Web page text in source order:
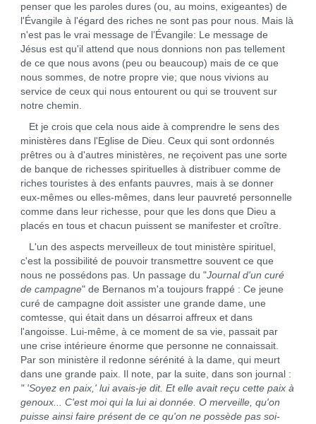
penser que les paroles dures (ou, au moins, exigeantes) de
l'Évangile à l'égard des riches ne sont pas pour nous. Mais là
n'est pas le vrai message de l’Évangile: Le message de
Jésus est qu'il attend que nous donnions non pas tellement
de ce que nous avons (peu ou beaucoup) mais de ce que
nous sommes, de notre propre vie; que nous vivions au
service de ceux qui nous entourent ou qui se trouvent sur
notre chemin.
Et je crois que cela nous aide à comprendre le sens des
ministères dans l'Eglise de Dieu. Ceux qui sont ordonnés
prêtres ou à d'autres ministères, ne reçoivent pas une sorte
de banque de richesses spirituelles à distribuer comme de
riches touristes à des enfants pauvres, mais à se donner
eux‑mêmes ou elles-mêmes, dans leur pauvreté personnelle
comme dans leur richesse, pour que les dons que Dieu a
placés en tous et chacun puissent se manifester et croître.
L'un des aspects merveilleux de tout ministère spirituel,
c'est la possibilité de pouvoir transmettre souvent ce que
nous ne possédons pas. Un passage du "Journal d'un curé
de campagne" de Bernanos m'a toujours frappé : Ce jeune
curé de campagne doit assister une grande dame, une
comtesse, qui était dans un désarroi affreux et dans
l'angoisse. Lui‑même, à ce moment de sa vie, passait par
une crise intérieure énorme que personne ne connaissait.
Par son ministère il redonne sérénité à la dame, qui meurt
dans une grande paix. Il note, par la suite, dans son journal :
" 'Soyez en paix,' lui avais-je dit. Et elle avait reçu cette paix à
genoux... C'est moi qui la lui ai donnée. O merveille, qu'on
puisse ainsi faire présent de ce qu'on ne possède pas soi-